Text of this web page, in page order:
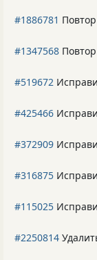
#1886781
#1347568
#519672
#425466
#372909
#316875
#115025
#2250814